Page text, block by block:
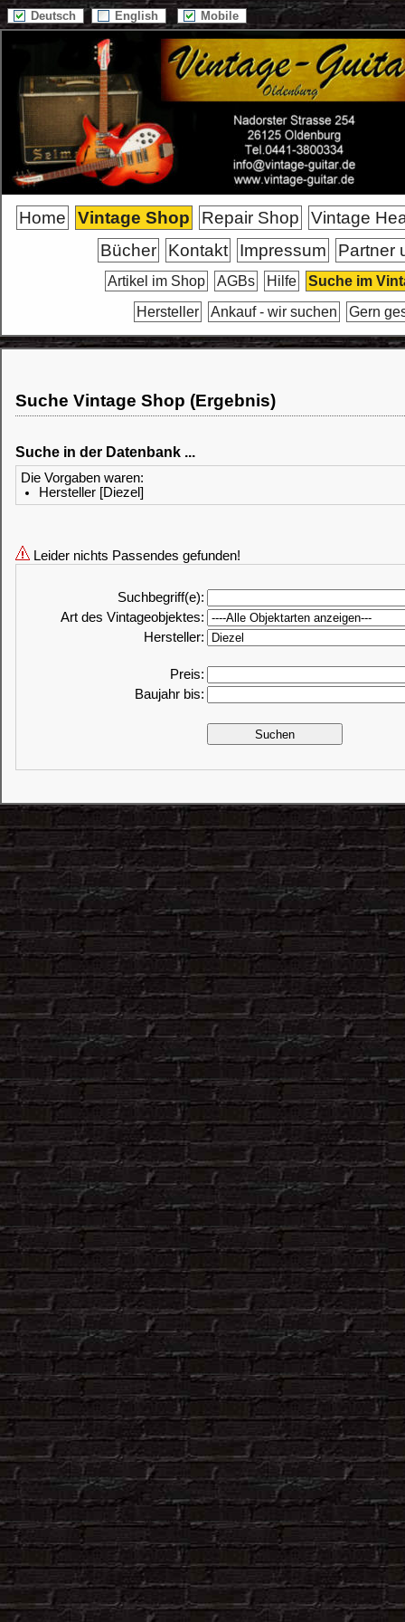
Deutsch English Mobile
Home Vintage Shop Repair Shop
Vintage
Bücher
Kontakt Impressum Partner
Artikel im Shop AGBs Hilfe
Suche im
Hersteller
Ankauf - wir suchen Gern
Suche Vintage Shop (Ergebnis)
Suche in der Datenbank ...
Die Vorgaben waren:
Hersteller [Diezel]
Leider nichts Passendes gefunden!
Suchbegriff(e):
Art des Vintageobjektes:
Hersteller:
Preis:
Baujahr bis: